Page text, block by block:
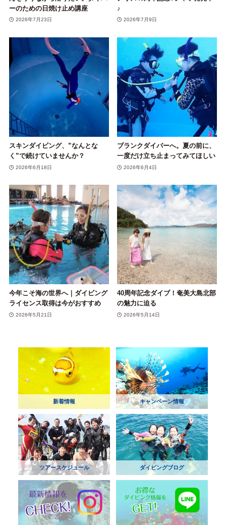
ーのための日焼け止め講座
2026年7月23日
♪
2026年7月9日
スキンダイビング、”なんとな
く”で続けていませんか？
2026年6月18日
ブランクダイバーへ。夏の前に、
一度だけ立ち止まってみてほしい
2026年6月4日
今年こそ海の世界へ｜ダイビング
ライセンス取得は今がおすすめ
2026年5月21日
40周年記念ダイブ！奄美大島北部
の魅力に迫る
2026年5月14日
新着情報 キャンペーン情報
ツアースケジュール ダイビングブログ